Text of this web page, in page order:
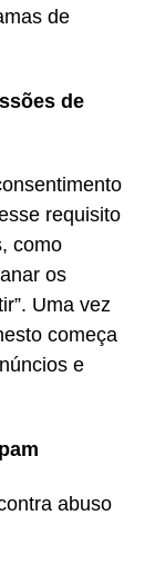
de
de
requisito
como
os
Uma vez
começa
e
abuso